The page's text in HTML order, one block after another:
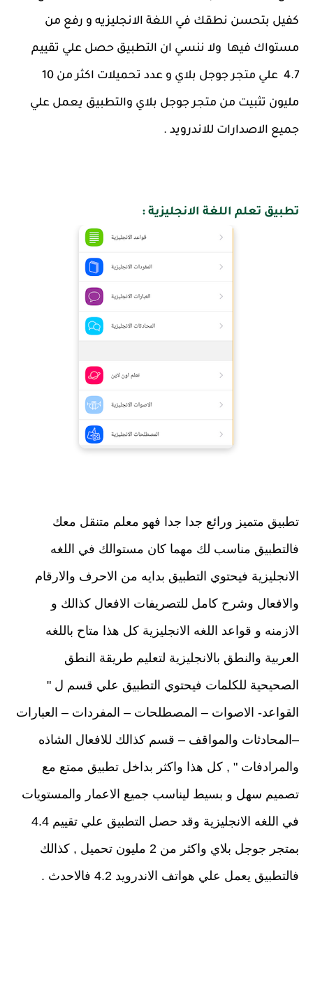
كفيل بتحسن نطقك في اللغة الانجليزيه و رفع من
مستواك فيها ولا ننسي ان التطبيق حصل علي تقييم
4.7 علي متجر جوجل بلاي و عدد تحميلات اكثر من 10
مليون تثبيت من متجر جوجل بلاي والتطبيق يعمل علي
جميع الاصدارات للاندرويد .
تطبيق تعلم اللغة الانجليزية :
تطبيق متميز ورائع جدا جدا فهو معلم متنقل معك
فالتطبيق مناسب لك مهما كان مستوالك في اللغه
الانجليزية فيحتوي التطبيق بدايه من الاحرف والارقام
والافعال وشرح كامل للتصريفات الافعال كذالك و
الازمنه و قواعد اللغه الانجليزية كل هذا متاح باللغه
العربية والنطق بالانجليزية لتعليم طريقة النطق
الصحيحية للكلمات فيحتوي التطبيق علي قسم ل "
القواعد- الاصوات – المصطلحات – المفردات – العبارات
–المحادثات والمواقف – قسم كذالك للافعال الشاذه
والمرادفات " , كل هذا واكثر بداخل تطبيق ممتع مع
تصميم سهل و بسيط ليناسب جميع الاعمار والمستويات
في اللغه الانجليزية وقد حصل التطبيق علي تقييم 4.4
بمتجر جوجل بلاي واكثر من 2 مليون تحميل , كذالك
فالتطبيق يعمل علي هواتف الاندرويد 4.2 فالاحدث .